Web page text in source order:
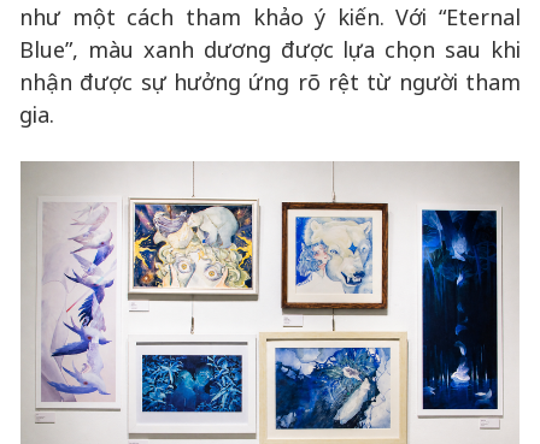
như một cách tham khảo ý kiến. Với “Eternal
Blue”, màu xanh dương được lựa chọn sau khi
nhận được sự hưởng ứng rõ rệt từ người tham
gia.